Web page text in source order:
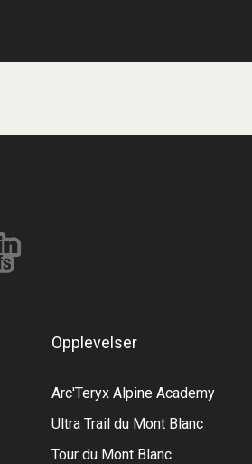
Opplevelser
Arc'Teryx Alpine Academy
Ultra Trail du Mont Blanc
Tour du Mont Blanc